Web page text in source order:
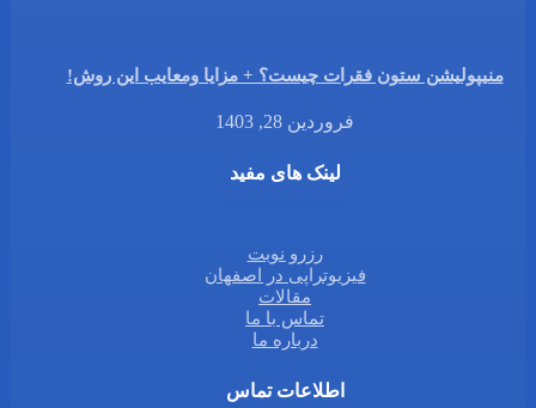
منیپولیشن ستون فقرات چیست؟ + مزایا ومعایب این روش!
فروردین 28, 1403
لینک های مفید
رزرو نوبت
فیزیوتراپی در اصفهان
مقالات
تماس با ما
درباره ما
اطلاعات تماس